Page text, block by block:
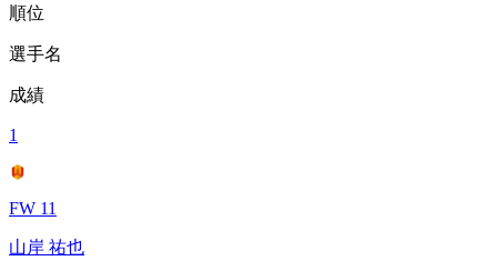
順位
選手名
成績
1
FW 11
山岸 祐也